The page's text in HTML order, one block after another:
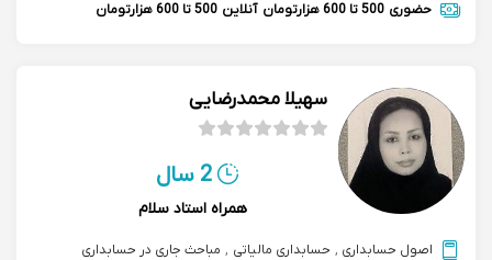
حضوری 500 تا 600 هزارتومان آنلاین 500 تا 600 هزارتومان
سهیلا محمدرضایی
2 سال
همراه استاد سلام
اصول حسابداری , حسابداری مالیاتی , مباحث جاری در حسابداری